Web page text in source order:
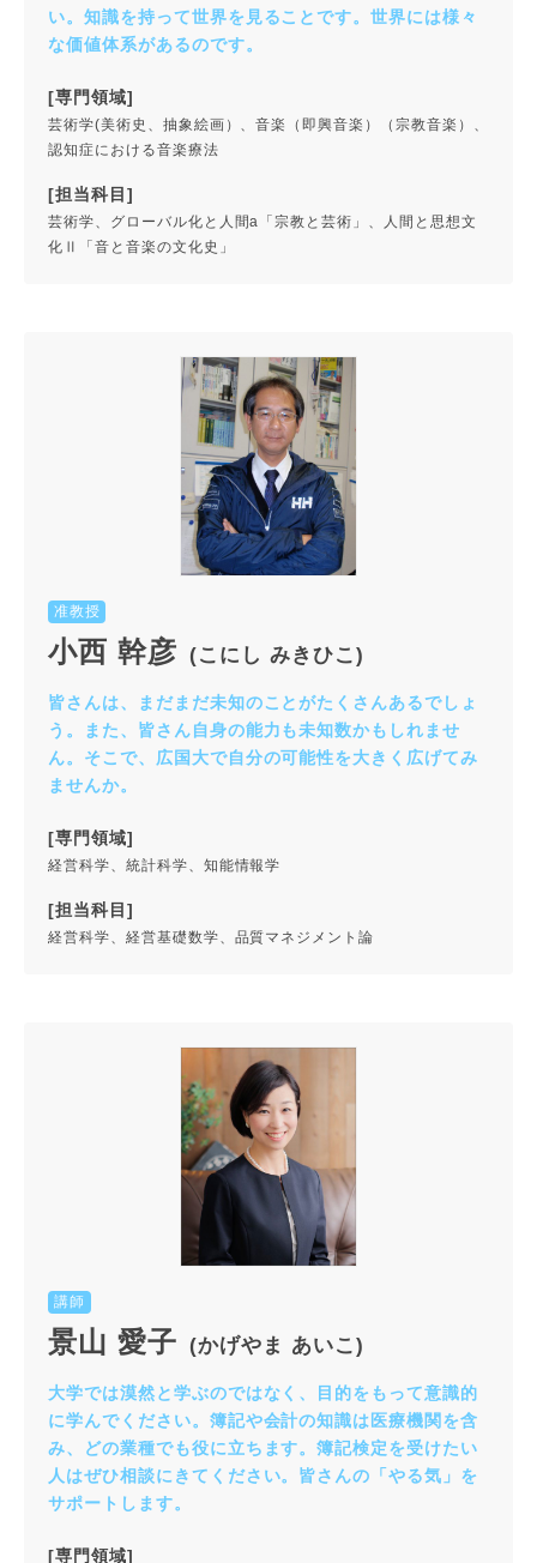
い。知識を持って世界を見ることです。世界には様々
な価値体系があるのです。
[専門領域]
芸術学(美術史、抽象絵画）、音楽（即興音楽）（宗教音楽）、
認知症における音楽療法
[担当科目]
芸術学、グローバル化と人間a「宗教と芸術」、人間と思想文
化Ⅱ「音と音楽の文化史」
准教授
小西 幹彦 (こにし みきひこ)
皆さんは、まだまだ未知のことがたくさんあるでしょ
う。また、皆さん自身の能力も未知数かもしれませ
ん。そこで、広国大で自分の可能性を大きく広げてみ
ませんか。
[専門領域]
経営科学、統計科学、知能情報学
[担当科目]
経営科学、経営基礎数学、品質マネジメント論
講師
景山 愛子 (かげやま あいこ)
大学では漠然と学ぶのではなく、目的をもって意識的
に学んでください。簿記や会計の知識は医療機関を含
み、どの業種でも役に立ちます。簿記検定を受けたい
人はぜひ相談にきてください。皆さんの「やる気」を
サポートします。
[専門領域]